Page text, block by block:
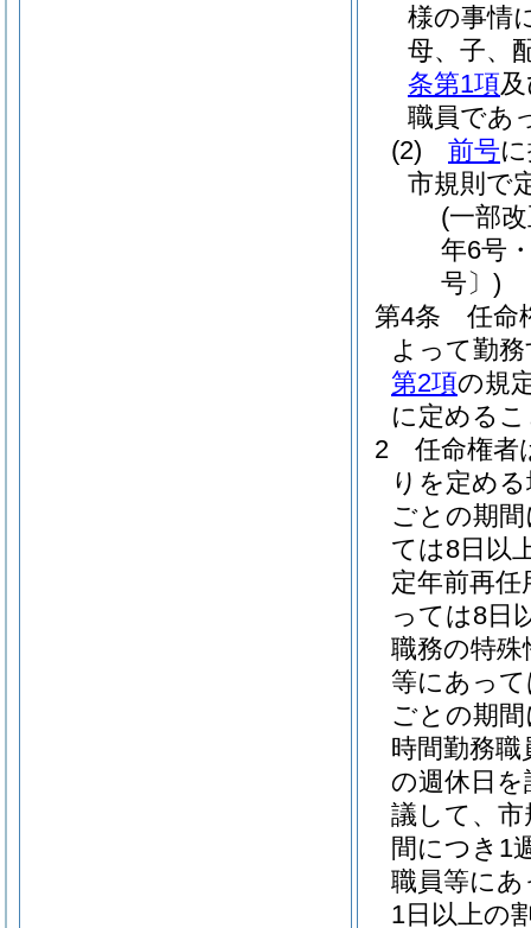
様の事情
母、子、
条第1項
職員であ
(2)
前号
市規則で
(一部
年6号
号〕)
第4条
任命
よって勤
第2項の規
に定める
2
任命権者
りを定め
ごとの期
ては8日以
定年前再
っては8日
職務の特殊
等にあっ
ごとの期
時間勤務
の週休日
議して、
間につき1
職員等に
1日以上の